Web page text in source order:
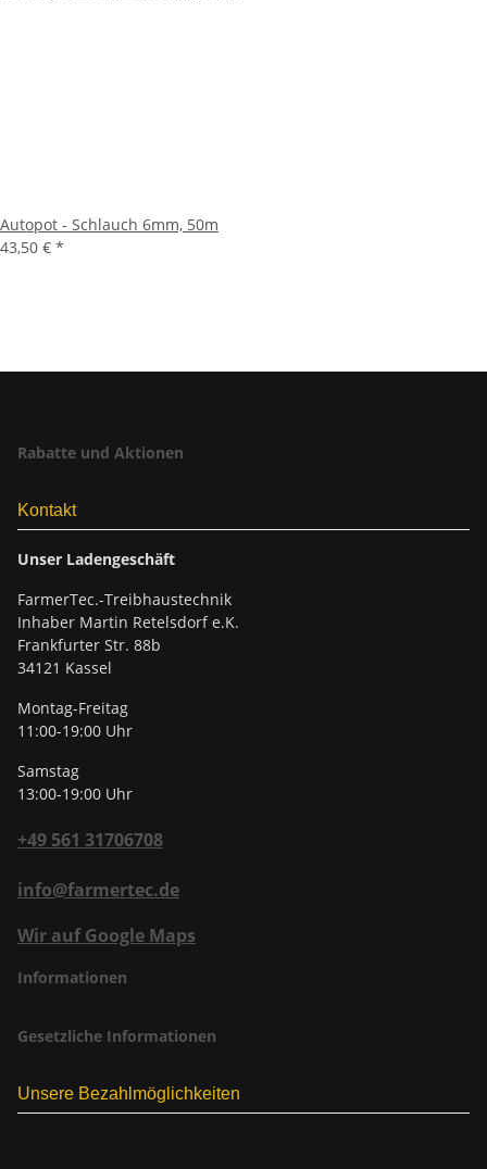
Autopot - Schlauch 6mm, 50m
43,50 € *
Rabatte und Aktionen
Kontakt
Unser Ladengeschäft
FarmerTec.-Treibhaustechnik
Inhaber Martin Retelsdorf e.K.
Frankfurter Str. 88b
34121 Kassel
Montag-Freitag
11:00-19:00 Uhr
Samstag
13:00-19:00 Uhr
+49 561 31706708
info@farmertec.de
Wir auf Google Maps
Informationen
Gesetzliche Informationen
Unsere Bezahlmöglichkeiten